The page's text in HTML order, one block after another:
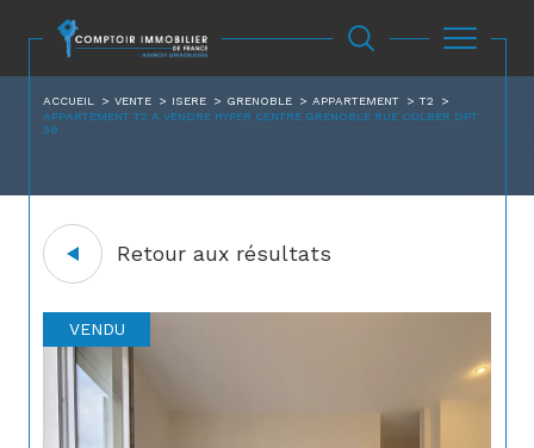
ACCUEIL VENTE ISERE GRENOBLE APPARTEMENT
T2
APPARTEMENT T2 A VENDRE HYPER CENTRE GRENOBLE RUE COLBER DPT
38
Retour aux résultats
VENDU